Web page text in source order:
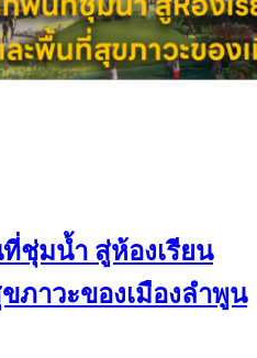
ชุ่มน้ำ สู่ห้องเรียน
ภาวะของเมืองลำพูน